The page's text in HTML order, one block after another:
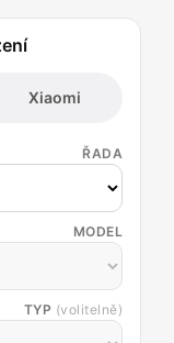
Xiaomi
ŘADA
MODEL
TYP (volitelně)